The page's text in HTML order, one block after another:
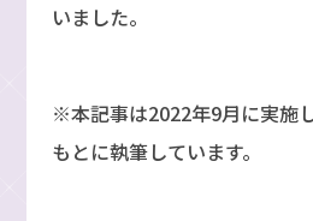
いました。
※本記事は2022年9月に実施
もとに執筆しています。